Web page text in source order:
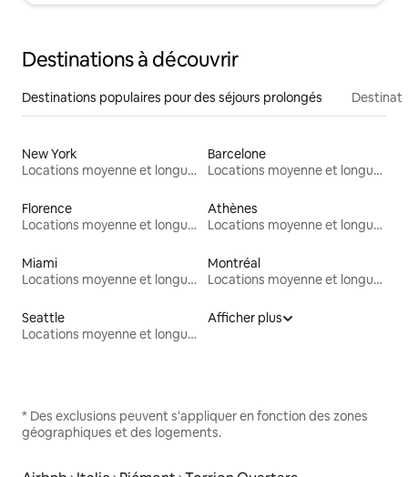
Destinations à découvrir
Destinations populaires pour des séjours prolongés
New York
Locations moyenne et longue durée
Barcelone
Locations moyenne et longue durée
Florence
Locations moyenne et longue durée
Athènes
Locations moyenne et longue durée
Miami
Locations moyenne et longue durée
Montréal
Locations moyenne et longue durée
Seattle
Locations moyenne et longue durée
Afficher plus
* Des exclusions peuvent s'appliquer en fonction des zones
géographiques et des logements.